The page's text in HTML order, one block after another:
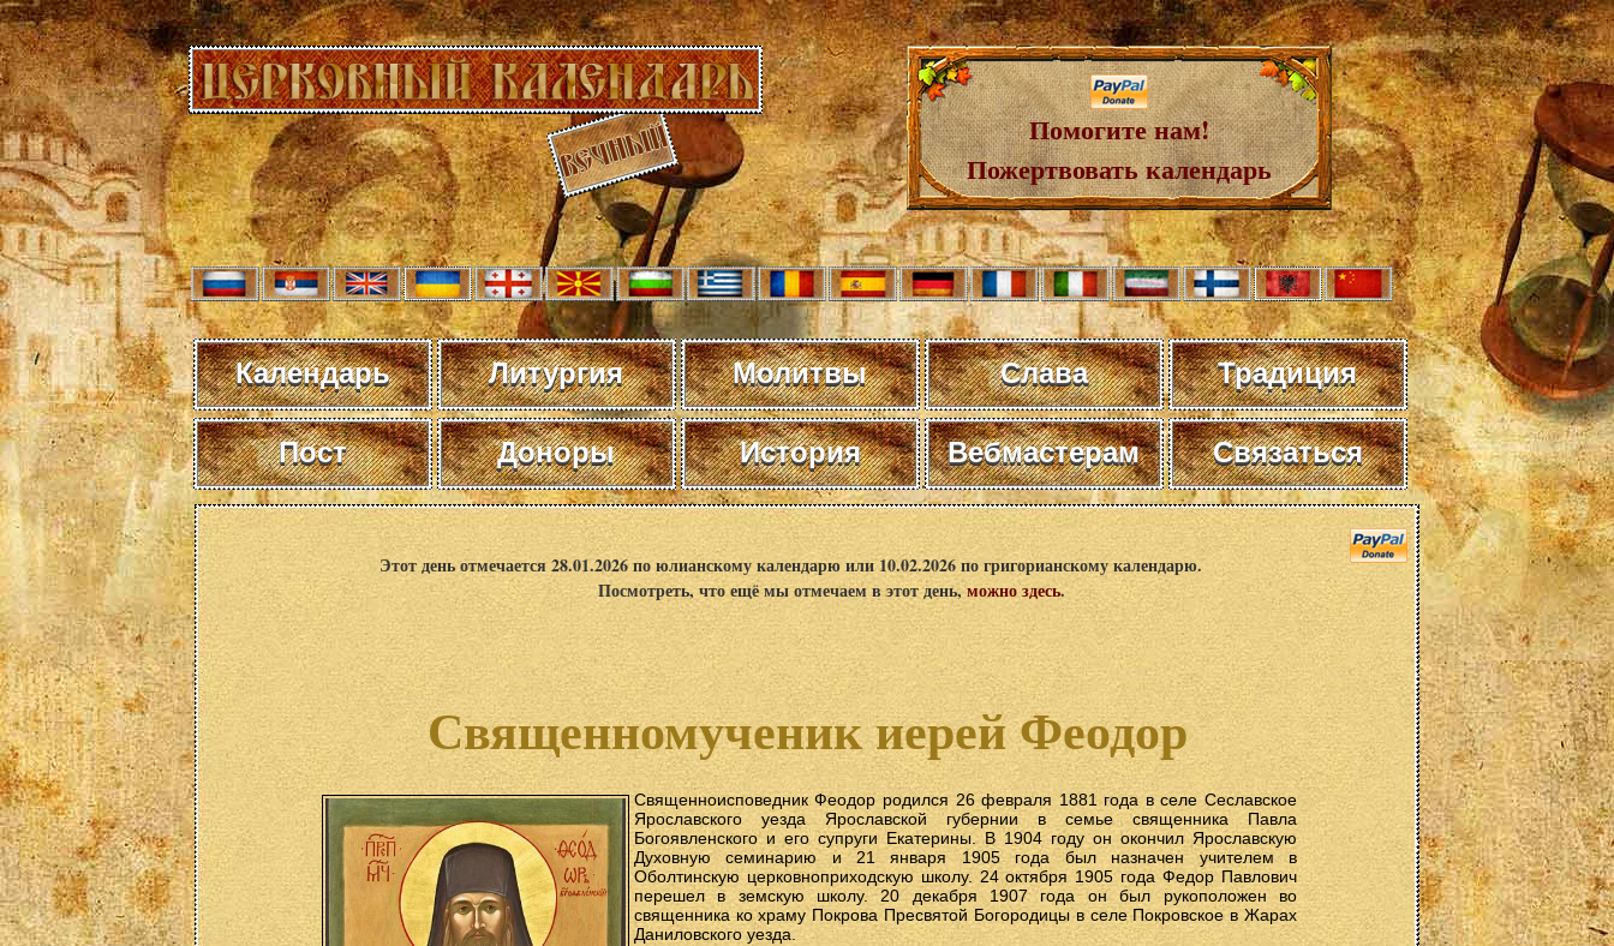
Помогите нам!
Пожертвовать календарь
Календарь Литургия Молитвы Слава Традиция
Пост Доноры История Вебмастерам Связаться
Этот день отмечается 28.01.2026 по юлианскому календарю или 10.02.2026 по григорианскому календарю.
Посмотреть, что ещё мы отмечаем в этот день,можно здесь.
Священномученик иерей Феодор
Священноисповедник Феодор родился 26 февраля 1881 года в селе Сеславское
Ярославского уезда Ярославской губернии в семье священника Павла
Богоявленского и его супруги Екатерины. В 1904 году он окончил Ярославскую
Духовную семинарию и 21 января 1905 года был назначен учителем в
Оболтинскую церковноприходскую школу. 24 октября 1905 года Федор Павлович
перешел в земскую школу. 20 декабря 1907 года он был рукоположен во
священника ко храму Покрова Пресвятой Богородицы в селе Покровское в Жарах
Даниловского уезда.